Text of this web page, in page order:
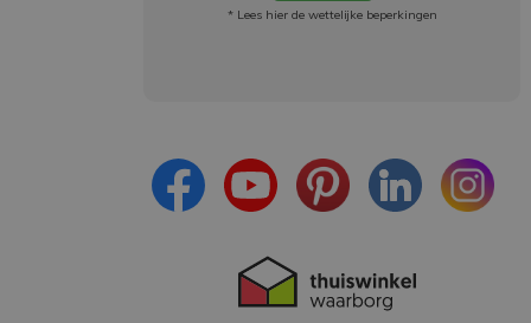
* Lees hier de wettelijke beperkingen